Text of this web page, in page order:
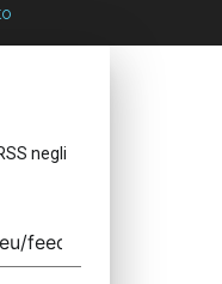
negli